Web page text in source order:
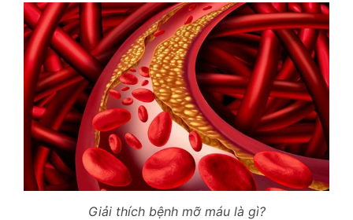
Giải thích bệnh mỡ máu là gì?